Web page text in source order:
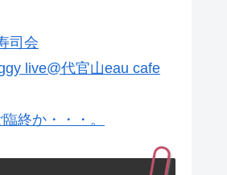
司会
live@代官山eau cafe
終か・・・。